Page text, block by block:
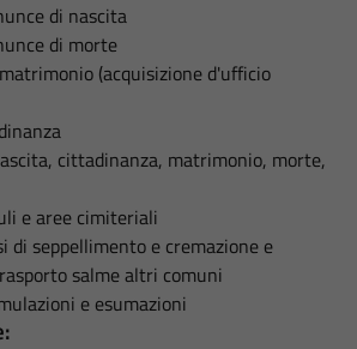
di nascita
di morte
(acquisizione d'ufficio
cittadinanza, matrimonio, morte,
e aree cimiteriali
di seppellimento e cremazione e
salme altri comuni
e esumazioni